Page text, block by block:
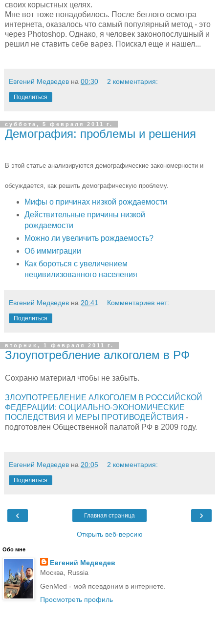
своих корыстных целях.
Мне вот тоже понадобилось. После беглого осмотра
интернета, оказалось что самый популярный метод - это
через Photoshop. Однако, я человек законопослушный и
решил не ставить себе варез. Поискал еще и нашел...
Евгений Медведев на 00:30 2 комментария:
Поделиться
суббота, 5 февраля 2011 г.
Демография: проблемы и решения
В этой статье анализируются демографические закономерности и
обсуждается, как решить демографическую проблему.
Мифы о причинах низкой рождаемости
Действительные причины низкой
рождаемости
Можно ли увеличить рождаемость?
Об иммиграции
Как бороться с увеличением
нецивилизованного населения
Евгений Медведев на 20:41 Комментариев нет:
Поделиться
вторник, 1 февраля 2011 г.
Злоупотребление алкоголем в РФ
Сохраню материал чтобы не забыть.
ЗЛОУПОТРЕБЛЕНИЕ АЛКОГОЛЕМ В РОССИЙСКОЙ
ФЕДЕРАЦИИ: СОЦИАЛЬНО-ЭКОНОМИЧЕСКИЕ
ПОСЛЕДСТВИЯ И МЕРЫ ПРОТИВОДЕЙСТВИЯ -
подготовлен Общественной палатой РФ в 2009 году.
Евгений Медведев на 20:05 2 комментария:
Поделиться
‹ ›
Главная страница
Открыть веб-версию
Обо мне
Евгений Медведев
Москва, Russia
GenMed - мой псевдоним в интернете.
Просмотреть профиль